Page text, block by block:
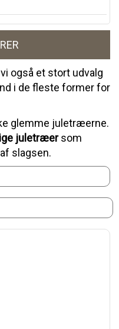
også et stort udvalg
i de fleste former for
glemme juletræerne.
juletræersom
slagsen.